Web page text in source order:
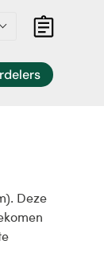
Mandje
Deze